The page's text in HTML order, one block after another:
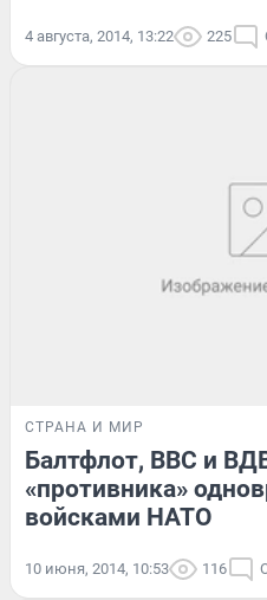
4 августа, 2014, 13:22 225
СТРАНА И МИР
Балтфлот, ВВС и
«противника»
войсками НАТО
10 июня, 2014, 10:53 116